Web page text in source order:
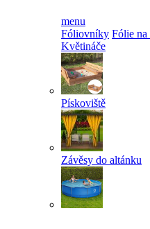
menu
Fóliovníky Fólie
Květináče
Pískoviště
Závěsy do altánku